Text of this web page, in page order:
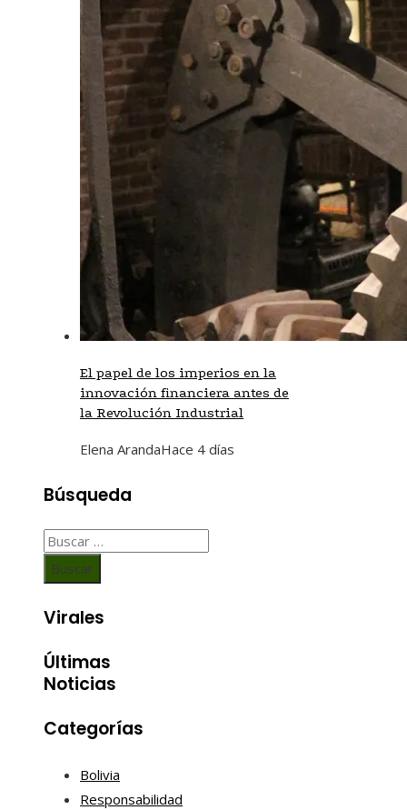
El papel de los imperios en la
innovación financiera antes de
la Revolución Industrial
Elena ArandaHace 4 días
Búsqueda
Buscar:
Virales
Últimas
Noticias
Categorías
Bolivia
Responsabilidad